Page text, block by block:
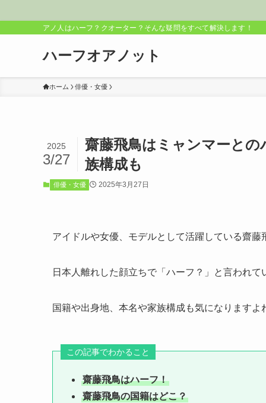
アノ人はハーフ？クオーター？そんな疑問をすべて解決します！
ハーフオアノット
ホーム 俳優・女優
齋藤飛鳥はミャンマーと
族構成も
2025
3/27
俳優・女優 2025年3月27日
アイドルや女優、モデルとして活躍している齋藤
日本人離れした顔立ちで「ハーフ？」と言われて
国籍や出身地、本名や家族構成も気になりますよ
この記事でわかること
齋藤飛鳥はハーフ！
齋藤飛鳥の国籍はどこ？